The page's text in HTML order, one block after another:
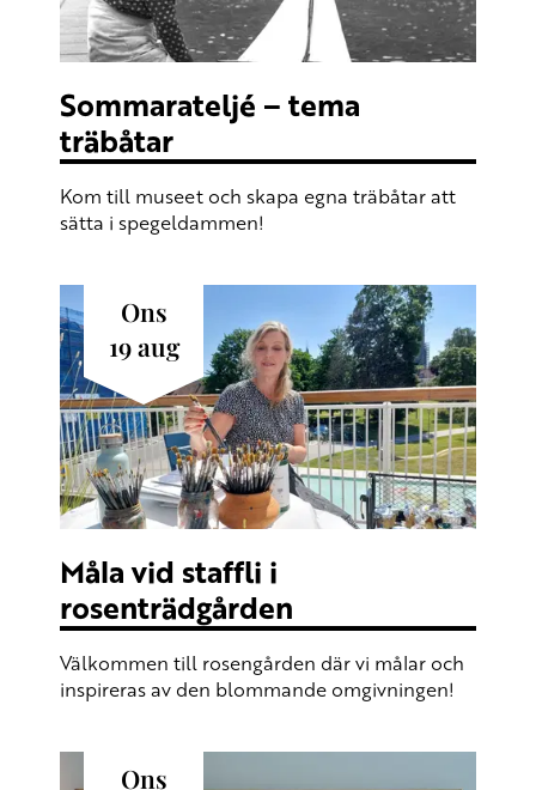
Sommarateljé – tema
träbåtar
Kom till museet och skapa egna träbåtar att
sätta i spegeldammen!
ons
19aug
Måla vid staffli i
rosenträdgården
Välkommen till rosengården där vi målar och
inspireras av den blommande omgivningen!
ons